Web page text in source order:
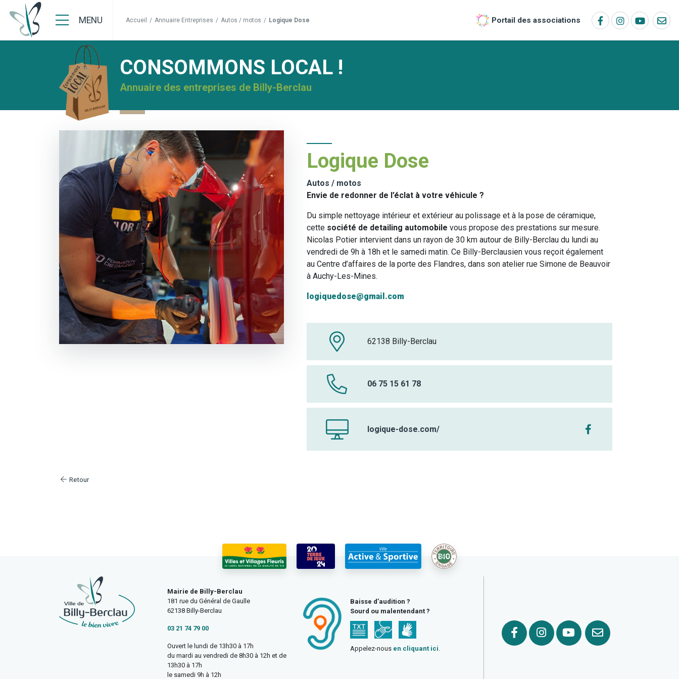
MENU Accueil / Annuaire Entreprises / Autos / motos / Logique Dose Portail des associations
CONSOMMONS LOCAL !
Annuaire des entreprises de Billy-Berclau
Logique Dose
Autos / motos
Envie de redonner de l’éclat à votre véhicule ?
Du simple nettoyage intérieur et extérieur au polissage et à la pose de céramique,
cette société de detailing automobile vous propose des prestations sur mesure.
Nicolas Potier intervient dans un rayon de 30 km autour de Billy-Berclau du lundi au
vendredi de 9h à 18h et le samedi matin. Ce Billy-Berclausien vous reçoit également
au Centre d’affaires de la porte des Flandres, dans son atelier rue Simone de Beauvoir
à Auchy-Les-Mines.
logiquedose@gmail.com
62138 Billy-Berclau
06 75 15 61 78
logique-dose.com/
Retour
Mairie de Billy-Berclau
181 rue du Général de Gaulle
62138 Billy-Berclau
03 21 74 79 00
Ouvert le lundi de 13h30 à 17h
du mardi au vendredi de 8h30 à 12h et de
13h30 à 17h
le samedi 9h à 12h
Baisse d’audition ?
Sourd ou malentendant ?
Appelez-nous en cliquant ici.